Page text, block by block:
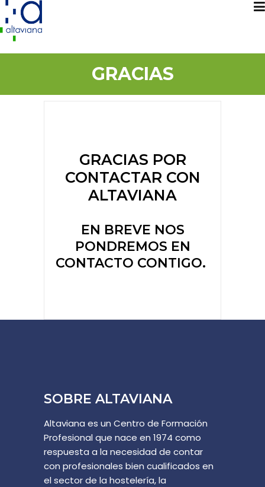
GRACIAS
GRACIAS POR
CONTACTAR CON
ALTAVIANA
EN BREVE NOS
PONDREMOS EN
CONTACTO CONTIGO.
SOBRE ALTAVIANA
Altaviana es un Centro de Formación
Profesional que nace en 1974 como
respuesta a la necesidad de contar
con profesionales bien cualificados en
el sector de la hostelería, la